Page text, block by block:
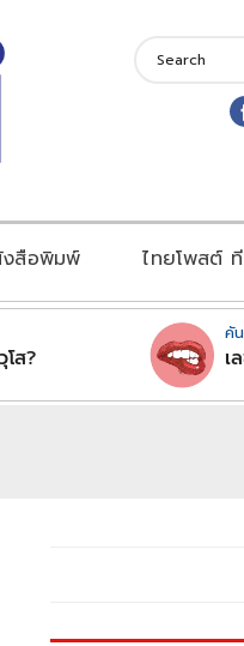
สือพิมพ์ ไทยโพสต์
ส?
คั
เ